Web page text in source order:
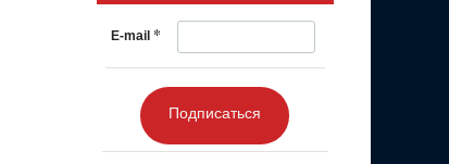
E-mail *
Подписаться